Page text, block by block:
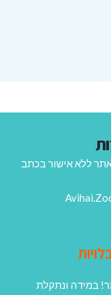
ללא אישור בכתב
במידה ונתקלת